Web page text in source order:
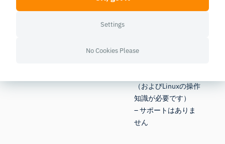
性があります（ただし、プログラ み動作します（精度
（およびLinuxの操作
知識が必要です）
– サポートはありま
せん
Settings
No Cookies Please